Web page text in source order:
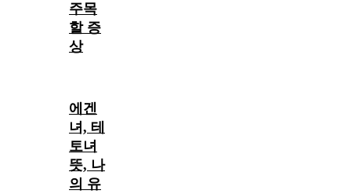
주목
할 증
상
에겐
녀, 테
토녀
뜻, 나
의 유